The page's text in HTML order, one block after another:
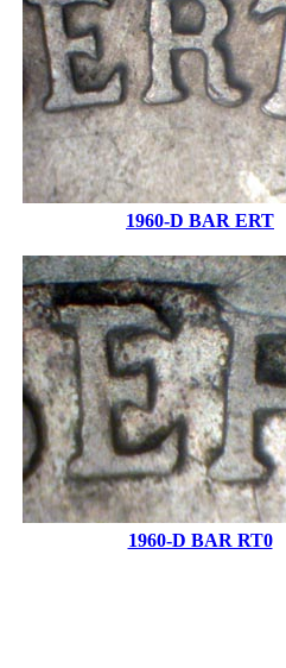
1960-D BAR ERT
1960-D BAR RT0